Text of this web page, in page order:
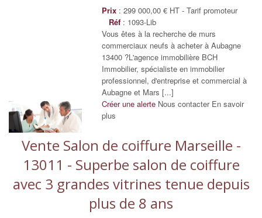
Prix : 299 000,00 € HT - Tarif promoteur
Réf : 1093-Lib
Vous êtes à la recherche de murs
commerciaux neufs à acheter à Aubagne
13400 ?L'agence immobilière BCH
Immobilier, spécialiste en immobilier
professionnel, d'entreprise et commercial à
Aubagne et Mars [...]
Créer une alerte Nous contacter En savoir
plus
Vente Salon de coiffure Marseille -
13011 - Superbe salon de coiffure
avec 3 grandes vitrines tenue depuis
plus de 8 ans